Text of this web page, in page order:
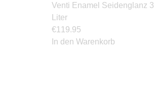
Venti Enamel Seidenglanz 3
Liter
€119.95
In den Warenkorb